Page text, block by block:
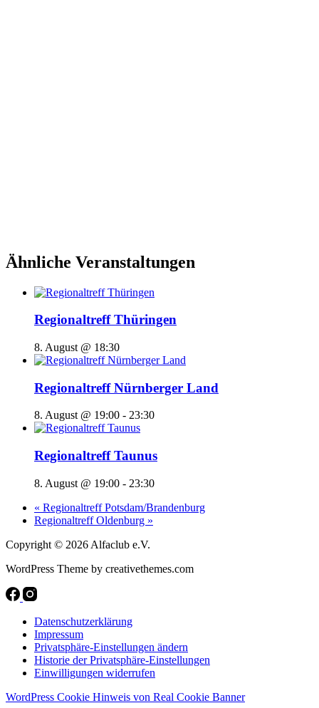
Ähnliche Veranstaltungen
Regionaltreff Thüringen
8. August @ 18:30
Regionaltreff Nürnberger Land
8. August @ 19:00 - 23:30
Regionaltreff Taunus
8. August @ 19:00 - 23:30
« Regionaltreff Potsdam/Brandenburg
Regionaltreff Oldenburg »
Copyright © 2026 Alfaclub e.V.
WordPress Theme by creativethemes.com
Datenschutzerklärung
Impressum
Privatsphäre-Einstellungen ändern
Historie der Privatsphäre-Einstellungen
Einwilligungen widerrufen
WordPress Cookie Hinweis von Real Cookie Banner